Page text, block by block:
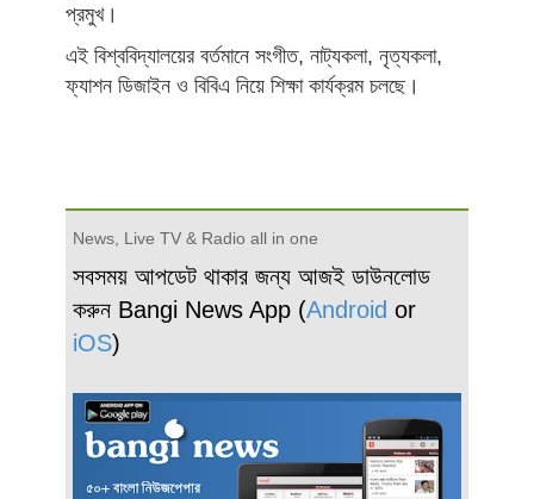
প্রমুখ।
এই বিশ্ববিদ্যালয়ের বর্তমানে সংগীত, নাট্যকলা, নৃত্যকলা,
ফ্যাশন ডিজাইন ও বিবিএ নিয়ে শিক্ষা কার্যক্রম চলছে।
News, Live TV & Radio all in one
সবসময় আপডেট থাকার জন্য আজই ডাউনলোড
করুন Bangi News App (Android or
iOS)